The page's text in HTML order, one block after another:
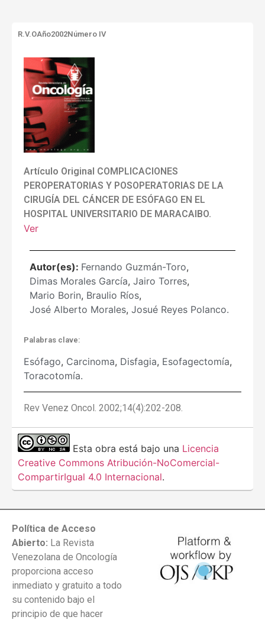
R.V.OAño2002Número IV
Artículo Original COMPLICACIONES
PEROPERATORIAS Y POSOPERATORIAS DE LA
CIRUGÍA DEL CÁNCER DE ESÓFAGO EN EL
HOSPITAL UNIVERSITARIO DE MARACAIBO.
Ver
Autor(es): Fernando Guzmán-Toro,
Dimas Morales García, Jairo Torres,
Mario Borin, Braulio Ríos,
José Alberto Morales, Josué Reyes Polanco.
Palabras clave:
Esófago, Carcinoma, Disfagia, Esofagectomía,
Toracotomía.
Rev Venez Oncol. 2002;14(4):202-208.
Esta obra está bajo una Licencia
Creative Commons Atribución-NoComercial-
CompartirIgual 4.0 Internacional.
Política de Acceso
Abierto: La Revista
Venezolana de Oncología
proporciona acceso
inmediato y gratuito a todo
su contenido bajo el
principio de que hacer